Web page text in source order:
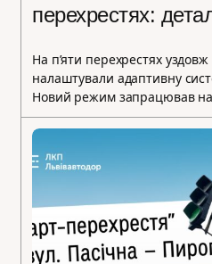
перехрестях:
На п’яти перехрестях уздовж
налаштували адаптивну
Новий режим запрацював на